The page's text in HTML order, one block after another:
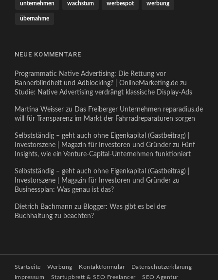
unternehmen wachstum werbespot werbung
übernahme
NEUE KOMMENTARE
Programmatic Native Advertising: Die Rettung vor
Bannerblindheit und Adblocking? | OnlineMarketing.de zu
Studie: Native Advertising verdrängt klassische Display-Ads
Martina Weisser zu Das Freiberger Unternehmen reparadius.de
will für Transparenz im Markt der Fahrradreparaturen sorgen
Selbstständig – geht auch ohne Eigenkapital (Gastbeitrag) |
Investorszene | Magazin für Investoren und Gründer zu Fünf
Insights, wie ein Venture-Capital-Unternehmen funktioniert
Selbstständig – geht auch ohne Eigenkapital (Gastbeitrag) |
Investorszene | Magazin für Investoren und Gründer zu
Businessplan: Was genau ist das?
Dietrich Bachmann zu Blogger: Was gibt es bei der
Buchhaltung zu beachten?
Startseite Werbung Kontaktformular
Datenschutzerklärung
Impressum
Startupbrett & SEO Freelancer SEO Agentur